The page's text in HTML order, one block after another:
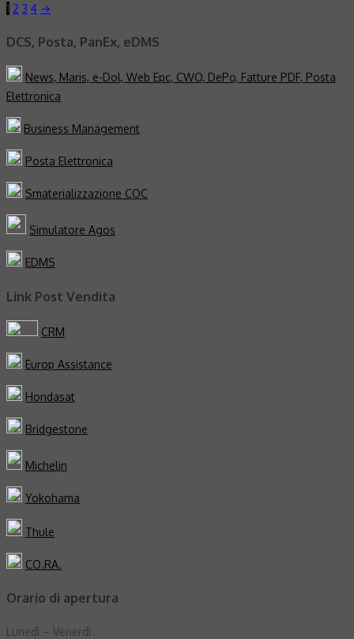
Paginazione
degli
articoli
1 2 3 4 →
DCS, Posta, PanEx, eDMS
News, Maris, e-Dol, Web Epc, CWO, DePo, Fatture PDF, Posta
Elettronica
Business Management
Posta Elettronica
Smaterializzazione COC
Simulatore Agos
EDMS
Link Post Vendita
CRM
Europ Assistance
Hondasat
Bridgestone
Michelin
Yokohama
Thule
CO.RA.
Orario di apertura
Lunedì – Venerdì